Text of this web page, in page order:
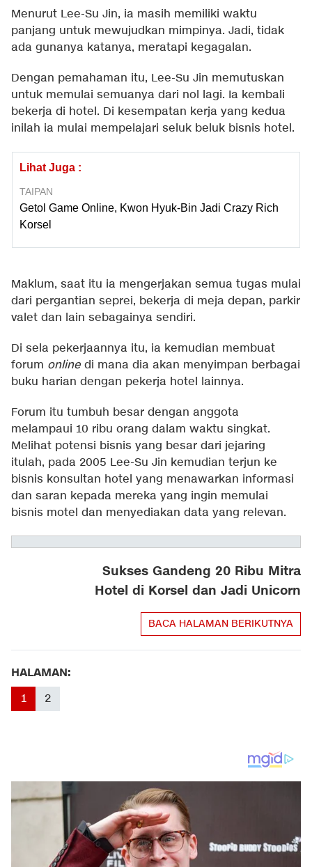
Menurut Lee-Su Jin, ia masih memiliki waktu
panjang untuk mewujudkan mimpinya. Jadi, tidak
ada gunanya katanya, meratapi kegagalan.
Dengan pemahaman itu, Lee-Su Jin memutuskan
untuk memulai semuanya dari nol lagi. Ia kembali
bekerja di hotel. Di kesempatan kerja yang kedua
inilah ia mulai mempelajari seluk beluk bisnis hotel.
Lihat Juga :
TAIPAN
Getol Game Online, Kwon Hyuk-Bin Jadi Crazy Rich
Korsel
Maklum, saat itu ia mengerjakan semua tugas mulai
dari pergantian seprei, bekerja di meja depan, parkir
valet dan lain sebagainya sendiri.
Di sela pekerjaannya itu, ia kemudian membuat
forum online di mana dia akan menyimpan berbagai
buku harian dengan pekerja hotel lainnya.
Forum itu tumbuh besar dengan anggota
melampaui 10 ribu orang dalam waktu singkat.
Melihat potensi bisnis yang besar dari jejaring
itulah, pada 2005 Lee-Su Jin kemudian terjun ke
bisnis konsultan hotel yang menawarkan informasi
dan saran kepada mereka yang ingin memulai
bisnis motel dan menyediakan data yang relevan.
Sukses Gandeng 20 Ribu Mitra
Hotel di Korsel dan Jadi Unicorn
BACA HALAMAN BERIKUTNYA
HALAMAN:
1 2